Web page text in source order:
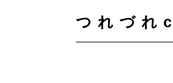
つれづれ